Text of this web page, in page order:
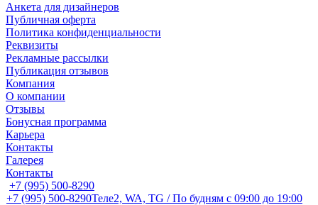
Анкета для дизайнеров
Публичная оферта
Политика конфиденциальности
Реквизиты
Рекламные рассылки
Публикация отзывов
Компания
О компании
Отзывы
Бонусная программа
Карьера
Контакты
Галерея
Контакты
+7 (995) 500-8290
+7 (995) 500-8290Теле2, WA, TG / По будням c 09:00 до 19:00